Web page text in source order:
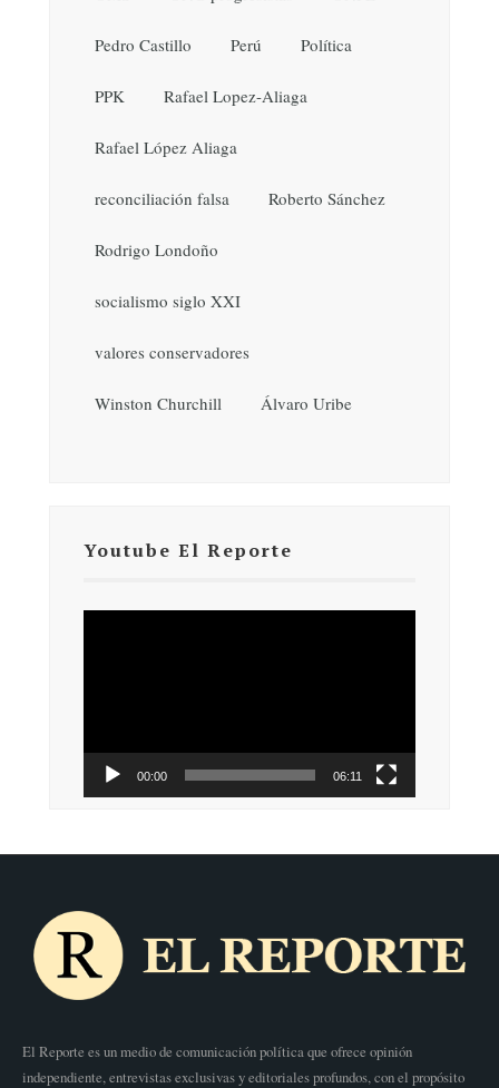
Pedro Castillo Perú Política
PPK Rafael Lopez-Aliaga
Rafael López Aliaga
reconciliación falsa Roberto Sánchez
Rodrigo Londoño
socialismo siglo XXI
valores conservadores
Winston Churchill Álvaro Uribe
Youtube El Reporte
00:00 06:11
El Reporte es un medio de comunicación política que ofrece opinión
independiente, entrevistas exclusivas y editoriales profundos, con el propósito